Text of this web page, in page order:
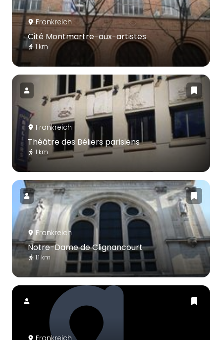
Frankreich
Cité Montmartre-aux-artistes
1 km
Frankreich
Théâtre des Béliers parisiens
1 km
Frankreich
Notre-Dame de Clignancourt
1.1 km